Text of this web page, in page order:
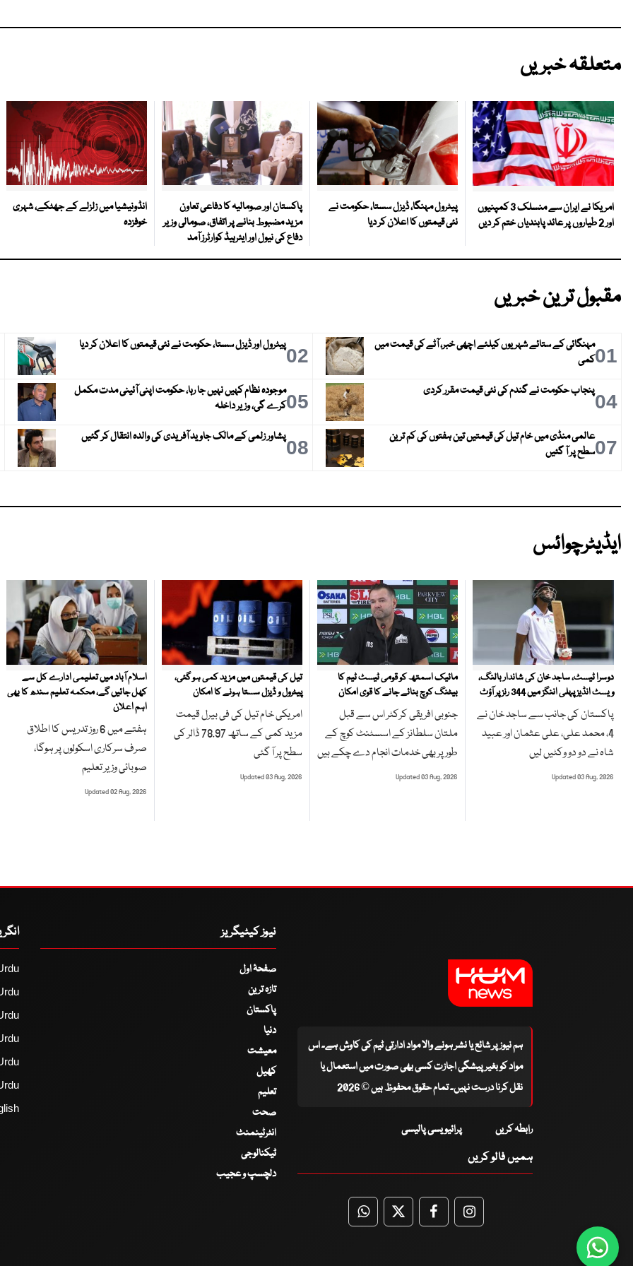
متعلقہ خبریں
امریکا نے ایران سے منسلک 3 کمپنیوں
اور 2 طیاروں پر عائد پابندیاں ختم کر دیں
پیٹرول مہنگا، ڈیزل سستا، حکومت نے
نئی قیمتوں کا اعلان کر دیا
پاکستان اور صومالیہ کا دفاعی تعاون
مزید مضبوط بنانے پر اتفاق، صومالی وزیر
دفاع کی نیول اور ایئرہیڈ کوارٹرز آمد
انڈونیشیا میں زلزلے کے جھٹکے، شہری
خوفزدہ
مقبول ترین خبریں
01مہنگائی کے ستائے شہریوں کیلئے اچھی خبر، آٹے کی قیمت میں
کمی
02پیٹرول اور ڈیزل سستا، حکومت نے نئی قیمتوں کا اعلان کر دیا
04پنجاب حکومت نے گندم کی نئی قیمت مقرر کردی 05موجودہ نظام کہیں نہیں جا رہا، حکومت اپنی آئینی مدت مکمل
کرے گی، وزیر داخلہ
07عالمی منڈی میں خام تیل کی قیمتیں تین ہفتوں کی کم ترین
سطح پر آ گئیں
08پشاور زلمی کے مالک جاوید آفریدی کی والدہ انتقال کر گئیں
ایڈیٹرچوائس
دوسرا ٹیسٹ، ساجد خان کی شاندار بالنگ،
ویسٹ انڈیز پہلی اننگز میں 344 رنز پر آؤٹ
پاکستان کی جانب سے ساجد خان نے
4، محمد علی، علی عثمان اور عبید
شاہ نے دو دو وکٹیں لیں
Updated 03 Aug, 2026
مائیک اسمتھ کو قومی ٹیسٹ ٹیم کا
بیٹنگ کوچ بنائے جانے کا قوی امکان
جنوبی افریقی کرکٹر اس سے قبل
ملتان سلطانز کے اسسٹنٹ کوچ کے
طور پر بھی خدمات انجام دے چکے ہیں
Updated 03 Aug, 2026
تیل کی قیمتوں میں مزید کمی ہو گئی،
پیٹرول و ڈیزل سستا ہونے کا امکان
امریکی خام تیل کی فی بیرل قیمت
مزید کمی کے ساتھ 78.97 ڈالر کی
سطح پر آ گئی
Updated 03 Aug, 2026
اسلام آباد میں تعلیمی ادارے کل سے
کھل جائیں گے، محکمہ تعلیم سندھ کا بھی
اہم اعلان
ہفتے میں 6 روز تدریس کا اطلاق
صرف سرکاری اسکولوں پر ہوگا،
صوبائی وزیر تعلیم
Updated 02 Aug, 2026
ہم نیوز پر شائع یا نشر ہونے والا مواد ادارتی ٹیم کی کاوش ہے۔ اس
مواد کو بغیر پیشگی اجازت کسی بھی صورت میں استعمال یا
نقل کرنا درست نہیں۔ تمام حقوق محفوظ ہیں © 2026
رابطہ کریں پرائیویسی پالیسی
ہمیں فالو کریں
WhatsApp
TwitterFacebookFacebook
نیوز کیٹیگریز
صفحۂ اول
تازہ ترین
پاکستان
دنیا
معیشت
کھیل
تعلیم
صحت
انٹرٹینمنٹ
ٹیکنالوجی
دلچسپ و عجیب